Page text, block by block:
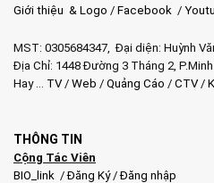
Giới thiệu & Logo / Facebook /
MST: 0305684347, Đại diện: Huỳnh
Địa Chỉ: 1448 Đường 3 Tháng 2,
Hay …
TV/ Web / Quảng Cáo / CTV/
THÔNG TIN
Cộng Tác Viên
BIO_link /Đăng Ký /Đăng nhập